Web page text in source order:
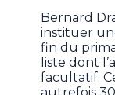
Bernard
instituer
fin du
liste dont
facultatif.